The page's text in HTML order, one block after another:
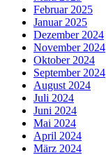
Februar 2025
Januar 2025
Dezember 2024
November 2024
Oktober 2024
September 2024
August 2024
Juli 2024
Juni 2024
Mai 2024
April 2024
März 2024